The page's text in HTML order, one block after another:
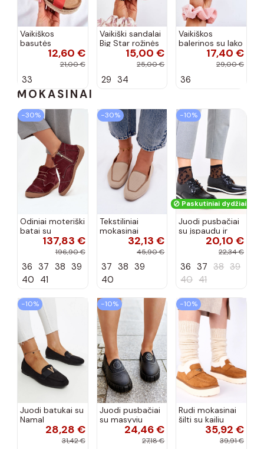
Vaikiškos
basutės
koralinės12,60 €
21,00 €
33
Vaikiški sandalai
Big Star rožinės
spalvos15,00 €
25,00 €
29 34
Vaikiškos
balerinos su lako
efektu ir
kaspinais baltos
17,40 €
29,00 €
36
MOKASINAI
−30%
Odiniai moteriški
batai su
siūlėmis, pilies
tipo, Artiker
spalvos
137,83 €
196,90 €
36 37 38 39
40 41
−30%
Tekstiliniai
mokasinai
smėlio spalvos
32,13 €
45,90 €
37 38 39
40
−10%
Paskutiniai dydžiai!
Juodi pusbačiai
su įspaudu ir
kvadratiniu
priekiu Kerawa
20,10 €
22,34 €
36 37 38 39
40 41
−10%
Juodi batukai su
Namal
dekoracija28,28 €
31,42 €
−10%
Juodi pusbačiai
su masyviu
padu Teska24,46 €
27,18 €
−10%
Rudi mokasinai
šilti su kailiu
35,92 €
39,91 €